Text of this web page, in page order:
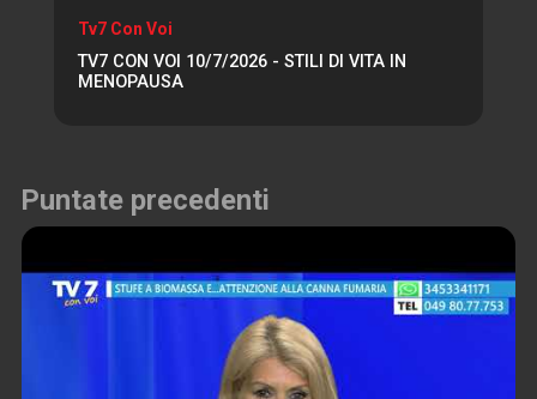
Tv7 Con Voi
TV7 CON VOI 10/7/2026 - STILI DI VITA IN
MENOPAUSA
Puntate precedenti